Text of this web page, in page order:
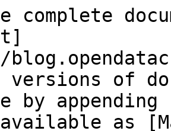
complete
versions of
by
as